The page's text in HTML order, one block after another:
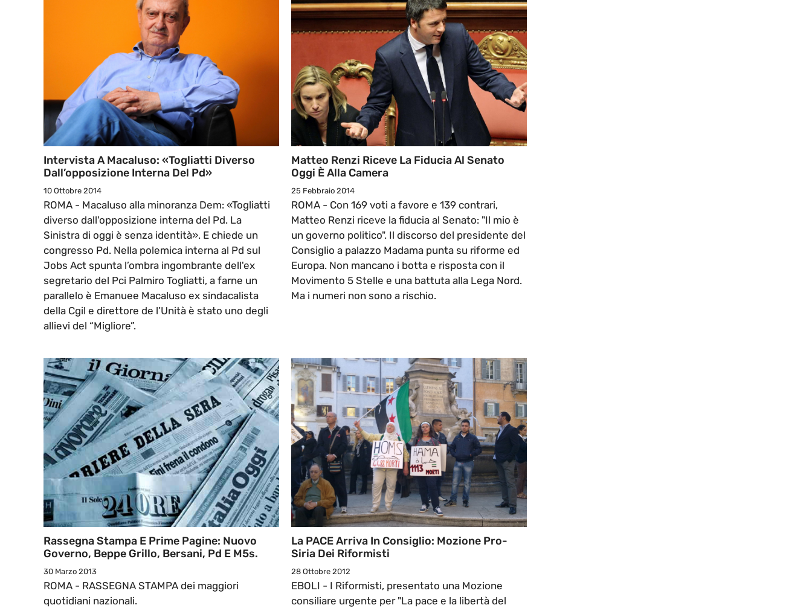
Intervista A Macaluso: «Togliatti Diverso
Dall’opposizione Interna Del Pd»
10 Ottobre 2014
ROMA - Macaluso alla minoranza Dem: «Togliatti
diverso dall'opposizione interna del Pd. La
Sinistra di oggi è senza identità». E chiede un
congresso Pd. Nella polemica interna al Pd sul
Jobs Act spunta l’ombra ingombrante dell'ex
segretario del Pci Palmiro Togliatti, a farne un
parallelo è Emanuee Macaluso ex sindacalista
della Cgil e direttore de l’Unità è stato uno degli
allievi del “Migliore”.
Matteo Renzi Riceve La Fiducia Al Senato
Oggi È Alla Camera
25 Febbraio 2014
ROMA - Con 169 voti a favore e 139 contrari,
Matteo Renzi riceve la fiducia al Senato: "Il mio è
un governo politico". Il discorso del presidente del
Consiglio a palazzo Madama punta su riforme ed
Europa. Non mancano i botta e risposta con il
Movimento 5 Stelle e una battuta alla Lega Nord.
Ma i numeri non sono a rischio.
Rassegna Stampa E Prime Pagine: Nuovo
Governo, Beppe Grillo, Bersani, Pd E M5s.
30 Marzo 2013
ROMA - RASSEGNA STAMPA dei maggiori
quotidiani nazionali.
La PACE Arriva In Consiglio: Mozione Pro-
Siria Dei Riformisti
28 Ottobre 2012
EBOLI - I Riformisti, presentato una Mozione
consiliare urgente per "La pace e la libertà del